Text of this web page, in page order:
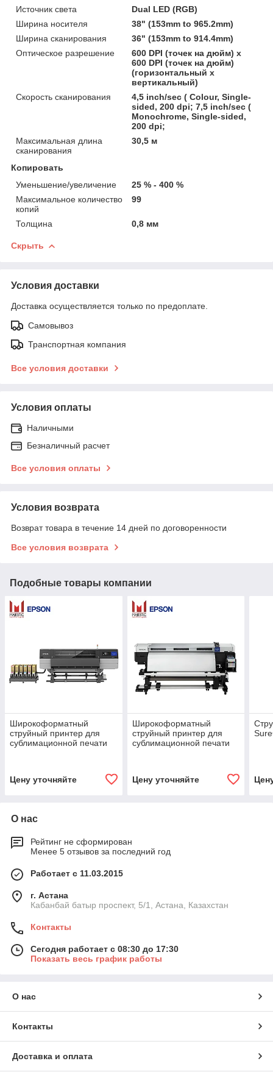
Источник света
Dual LED (RGB)
Ширина носителя
38" (153mm to 965.2mm)
Ширина сканирования
36" (153mm to 914.4mm)
Оптическое разрешение
600 DPI (точек на дюйм) x
600 DPI (точек на дюйм)
(горизонтальный x
вертикальный)
Скорость сканирования
4,5 inch/sec ( Colour, Single-
sided, 200 dpi; 7,5 inch/sec (
Monochrome, Single-sided,
200 dpi;
Максимальная длина
сканирования
30,5 м
Копировать
Уменьшение/увеличение
25 % - 400 %
Максимальное количество
копий
99
Толщина 0,8 мм
Скрыть
Условия доставки
Доставка осуществляется только по предоплате.
Самовывоз
Транспортная компания
Все условия доставки
Условия оплаты
Наличными
Безналичный расчет
Все условия оплаты
Условия возврата
Возврат товара в течение 14 дней по договоренности
Все условия возврата
Подобные товары компании
Широкоформатный
струйный принтер для
сублимационной печати
Цену уточняйте
Широкоформатный
струйный принтер для
сублимационной печати
Цену уточняйте
О нас
Рейтинг не сформирован
Менее 5 отзывов за последний год
Работает с 11.03.2015
г. Астана
Кабанбай батыр проспект, 5/1, Астана, Казахстан
Контакты
Сегодня работает с 08:30 до 17:30
Показать весь график работы
О нас
Контакты
Доставка и оплата